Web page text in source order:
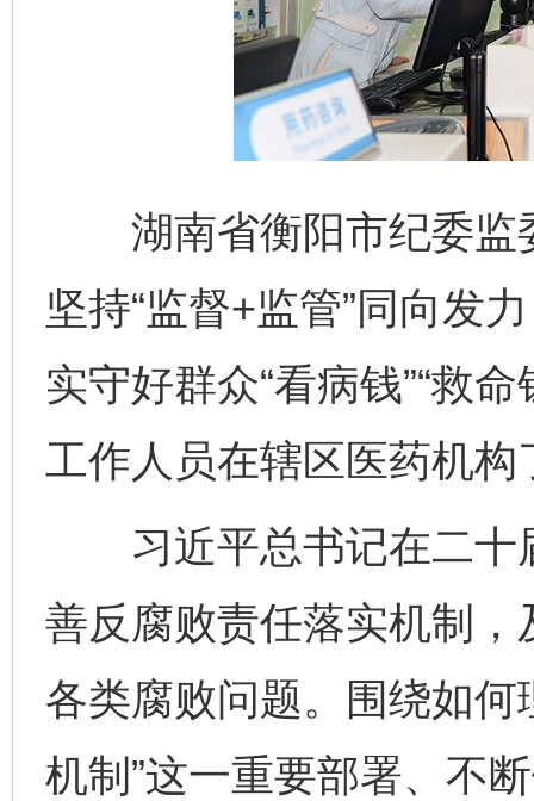
湖南省衡阳市纪委监
坚持“监督+监管”同向发
实守好群众“看病钱”“救
工作人员在辖区医药机
习近平总书记在二十
善反腐败责任落实机制
各类腐败问题。围绕如何
机制”这一重要部署、不